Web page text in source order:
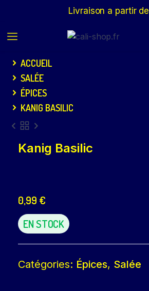
Livraison a partir de
ACCUEIL
SALÉE
ÉPICES
KANIG BASILIC
Kanig Basilic
0,99 €
EN STOCK
Catégories: Épices, Salée